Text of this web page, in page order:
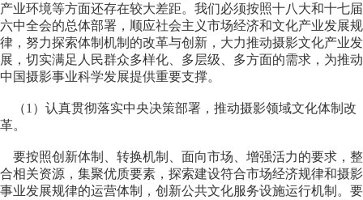
产业环境等方面还存在较大差距。我们必须按照十八大和十七届
六中全会的总体部署，顺应社会主义市场经济和文化产业发展规
律，努力探索体制机制的改革与创新，大力推动摄影文化产业发
展，切实满足人民群众多样化、多层级、多方面的需求，为推动
中国摄影事业科学发展提供重要支撑。
（1）认真贯彻落实中央决策部署，推动摄影领域文化体制改
革。
要按照创新体制、转换机制、面向市场、增强活力的要求，整
合相关资源，集聚优质要素，探索建设符合市场经济规律和摄影
事业发展规律的运营体制，创新公共文化服务设施运行机制。要